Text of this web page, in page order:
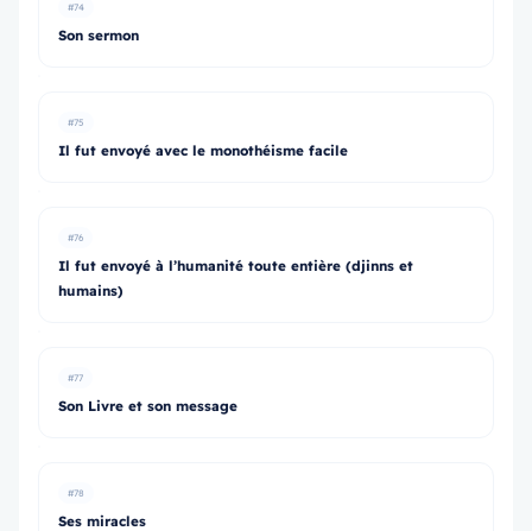
#74
Son sermon
#75
Il fut envoyé avec le monothéisme facile
#76
Il fut envoyé à l’humanité toute entière (djinns et
humains)
#77
Son Livre et son message
#78
Ses miracles